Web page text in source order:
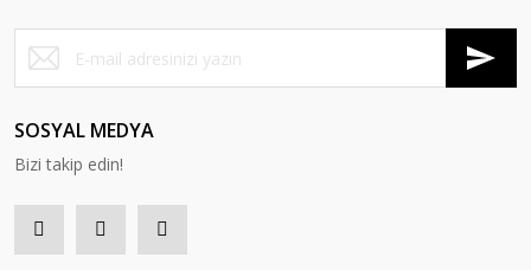
SOSYAL MEDYA
Bizi takip edin!